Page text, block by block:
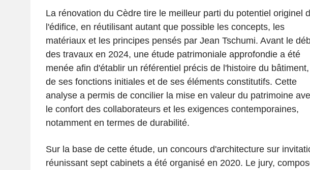
La rénovation du Cèdre tire le meilleur parti du potentiel originel
l'édifice, en réutilisant autant que possible les concepts, les
matériaux et les principes pensés par Jean Tschumi. Avant le
des travaux en 2024, une étude patrimoniale approfondie a été
menée afin d'établir un référentiel précis de l'histoire du bâtiment,
de ses fonctions initiales et de ses éléments constitutifs. Cette
analyse a permis de concilier la mise en valeur du patrimoine
le confort des collaborateurs et les exigences contemporaines,
notamment en termes de durabilité.
Sur la base de cette étude, un concours d'architecture sur
réunissant sept cabinets a été organisé en 2020. Le jury,